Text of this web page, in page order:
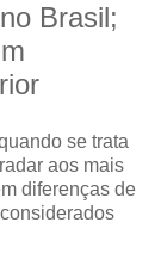
Brasil;
se trata
aos mais
diferenças de